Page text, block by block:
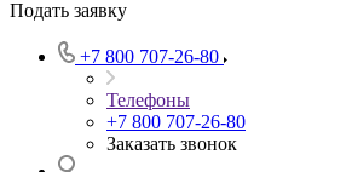
Подать заявку
+7 800 707-26-80
Телефоны
+7 800 707-26-80
Заказать звонок